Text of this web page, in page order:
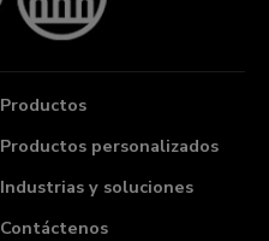
Productos
Productos personalizados
Industrias y soluciones
Contáctenos